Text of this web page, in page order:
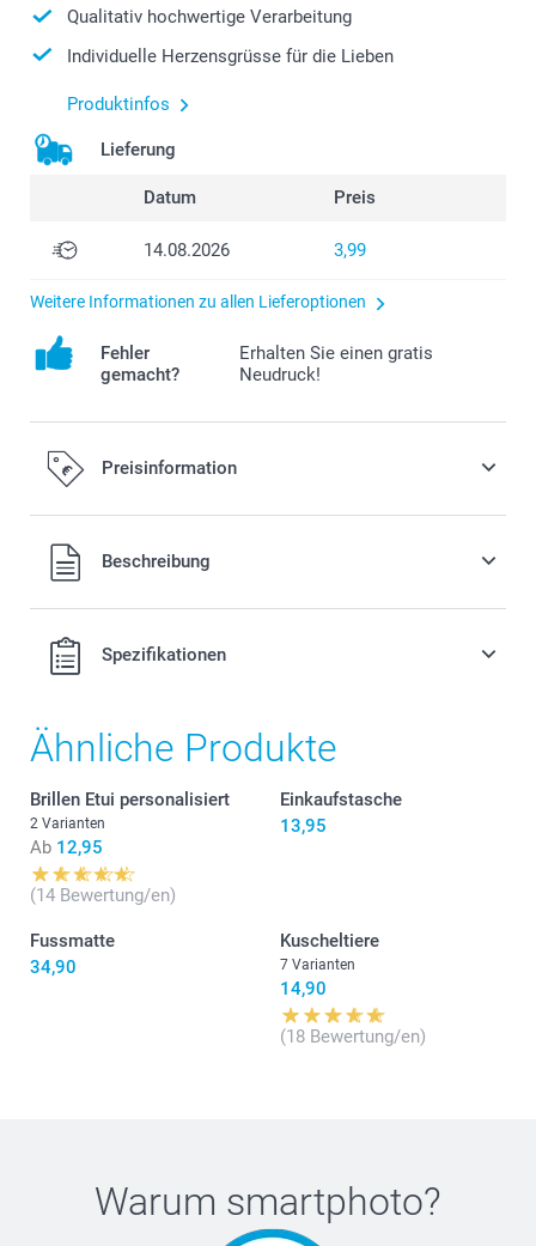
Qualitativ hochwertige Verarbeitung
Individuelle Herzensgrüsse für die Lieben
Produktinfos
Lieferung
Datum Preis
14.08.2026 3,99
Weitere Informationen zu allen Lieferoptionen
Fehler
gemacht?
Erhalten Sie einen gratis
Neudruck!
Preisinformation
Alle Preise verstehen sich in EURO (€) inkl. MwSt. und zzgl.
Versandkosten.Beschreibung
Spezifikationen
Ähnliche Produkte
Brillen Etui personalisiert
2 Varianten
Ab 12,95
(14 Bewertung/en)
Einkaufstasche
13,95
Fussmatte
34,90
Kuscheltiere
7 Varianten
14,90
(18 Bewertung/en)
Warum smartphoto?